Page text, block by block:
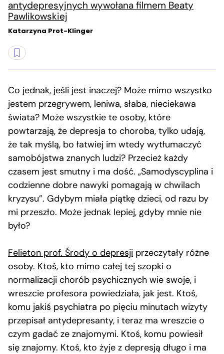
antydepresyjnych wywołana filmem Beaty
Pawlikowskiej
Katarzyna Prot-Klinger
Co jednak, jeśli jest inaczej? Może mimo wszystko
jestem przegrywem, leniwa, słaba, nieciekawa
świata? Może wszystkie te osoby, które
powtarzają, że depresja to choroba, tylko udają,
że tak myślą, bo łatwiej im wtedy wytłumaczyć
samobójstwa znanych ludzi? Przecież każdy
czasem jest smutny i ma dość. „Samodyscyplina i
codzienne dobre nawyki pomagają w chwilach
kryzysu”. Gdybym miała piątkę dzieci, od razu by
mi przeszło. Może jednak lepiej, gdyby mnie nie
było?
Felieton prof. Środy o depresji przeczytały różne
osoby. Ktoś, kto mimo całej tej szopki o
normalizacji chorób psychicznych wie swoje, i
wreszcie profesora powiedziała, jak jest. Ktoś,
komu jakiś psychiatra po pięciu minutach wizyty
przepisał antydepresanty, i teraz ma wreszcie o
czym gadać ze znajomymi. Ktoś, komu powiesił
się znajomy. Ktoś, kto żyje z depresją długo i ma